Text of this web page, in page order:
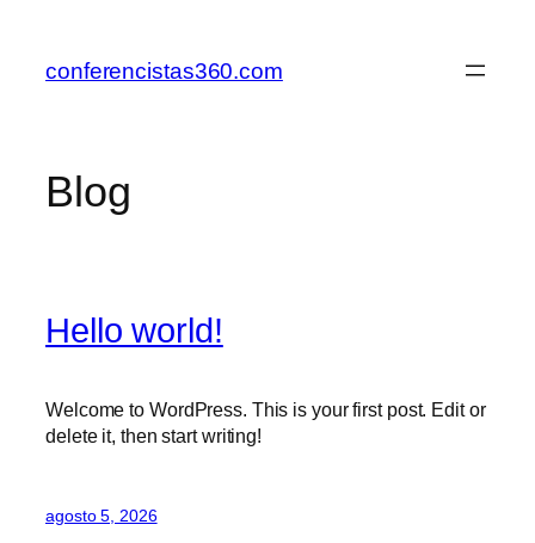
contenido
conferencistas360.com
Blog
Hello world!
Welcome to WordPress. This is your first post. Edit or
delete it, then start writing!
agosto 5, 2026